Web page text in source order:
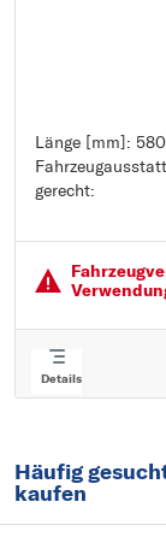
Länge [mm]:
gerecht:
Länge [mm]: 580
Gewicht [kg]: 3,8
Abgasnorm: Euro
EG/ECE -
Details
Häufig
kaufen